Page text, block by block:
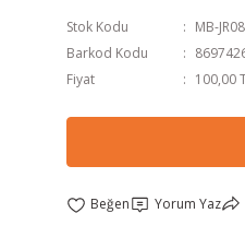
Stok Kodu
MB-
Barkod Kodu
Fiyat
100,00
Yorum Yaz